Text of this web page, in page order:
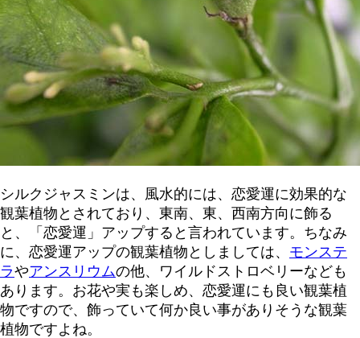
シルクジャスミンは、風水的には、恋愛運に効果的な
観葉植物とされており、東南、東、西南方向に飾る
と、「恋愛運」アップすると言われています。ちなみ
に、恋愛運アップの観葉植物としましては、 モンステ
ラやアンスリウムの他、ワイルドストロベリーなども
あります。お花や実も楽しめ、恋愛運にも良い観葉植
物ですので、飾っていて何か良い事がありそうな観葉
植物ですよね。